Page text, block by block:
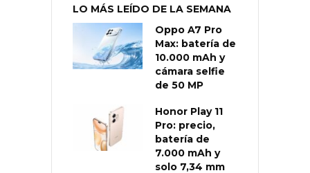
LO MÁS LEÍDO DE LA SEMANA
Oppo A7 Pro
Max: batería de
10.000 mAh y
cámara selfie
de 50 MP
Honor Play 11
Pro: precio,
batería de
7.000 mAh y
solo 7,34 mm